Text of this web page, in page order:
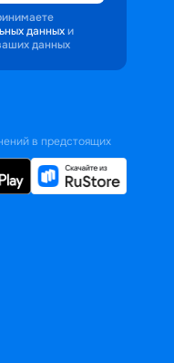
данных и
данных
в предстоящих